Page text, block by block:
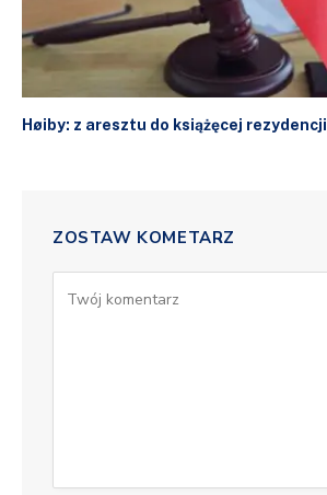
Høiby: z aresztu do książęcej rezydencji
ZOSTAW KOMETARZ